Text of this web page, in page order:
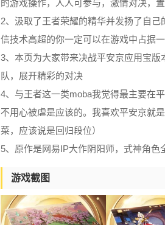
的游戏操作，人人可参与，激情对决，
2、汲取了王者荣耀的精华并发扬了自
信技术高超的你一定可以在游戏中占据
3、本页为大家带来决战平安京应用宝
队，展开精彩的对决
4、与王者这一类moba我觉得最主要在
不用心被虐是应该的。我喜欢平安京就
菜，应该说是回归段位）
5、原作是网易IP大作阴阳师，式神角
游戏截图